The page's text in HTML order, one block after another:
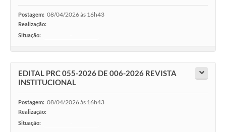
Postagem: 08/04/2026 às 16h43
Realização:
Situação:
EDITAL PRC 055-2026 DE 006-2026 REVISTA
INSTITUCIONAL
Postagem: 08/04/2026 às 16h43
Realização:
Situação: